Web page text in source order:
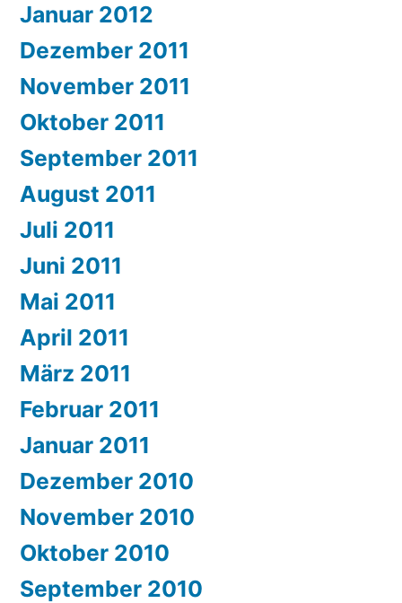
Januar 2012
Dezember 2011
November 2011
Oktober 2011
September 2011
August 2011
Juli 2011
Juni 2011
Mai 2011
April 2011
März 2011
Februar 2011
Januar 2011
Dezember 2010
November 2010
Oktober 2010
September 2010